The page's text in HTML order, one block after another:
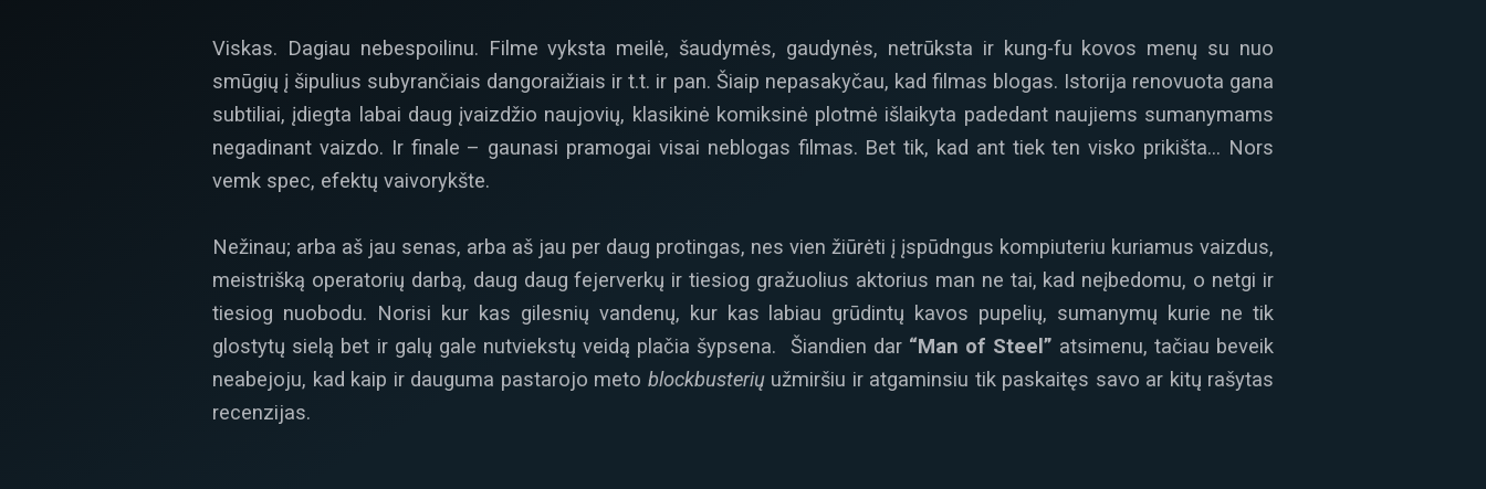
Viskas. Dagiau nebespoilinu. Filme vyksta meilė, šaudymės, gaudynės, netrūksta ir kung-fu kovos menų su nuo
smūgių į šipulius subyrančiais dangoraižiais ir t.t. ir pan. Šiaip nepasakyčau, kad filmas blogas. Istorija renovuota gana
subtiliai, įdiegta labai daug įvaizdžio naujovių, klasikinė komiksinė plotmė išlaikyta padedant naujiems sumanymams
negadinant vaizdo. Ir finale – gaunasi pramogai visai neblogas filmas. Bet tik, kad ant tiek ten visko prikišta… Nors
vemk spec, efektų vaivorykšte.
Nežinau; arba aš jau senas, arba aš jau per daug protingas, nes vien žiūrėti į įspūdngus kompiuteriu kuriamus vaizdus,
meistrišką operatorių darbą, daug daug fejerverkų ir tiesiog gražuolius aktorius man ne tai, kad neįbedomu, o netgi ir
tiesiog nuobodu. Norisi kur kas gilesnių vandenų, kur kas labiau grūdintų kavos pupelių, sumanymų kurie ne tik
glostytų sielą bet ir galų gale nutviekstų veidą plačia šypsena. Šiandien dar “Man of Steel” atsimenu, tačiau beveik
neabejoju, kad kaip ir dauguma pastarojo meto blockbusteriųužmiršiu ir atgaminsiu tik paskaitęs savo ar kitų rašytas
recenzijas.